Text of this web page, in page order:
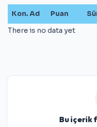
Kon.Ad Puan
There is no data yet
Bu içerik